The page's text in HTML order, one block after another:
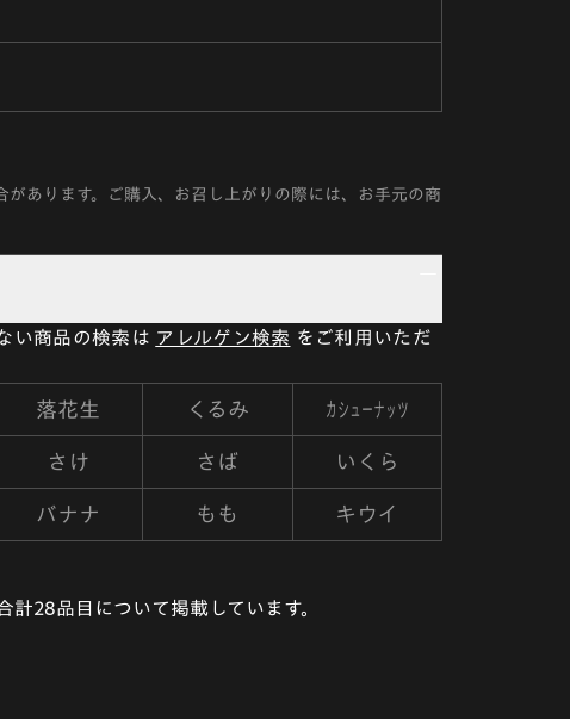
あります。ご購入、お召し上がりの際には、お手元の商
い商品の検索は アレルゲン検索 をご利用いただ
落花生 くるみ カシューナッツ
さけ さば いくら
バナナ もも キウイ
28品目について掲載しています。